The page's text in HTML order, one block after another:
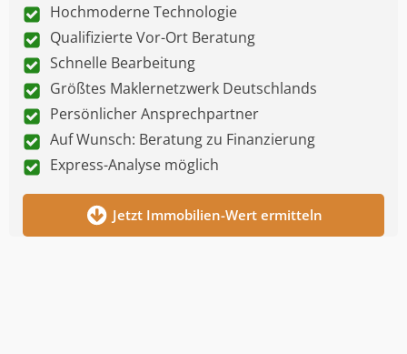
Hochmoderne Technologie
Qualifizierte Vor-Ort Beratung
Schnelle Bearbeitung
Größtes Maklernetzwerk Deutschlands
Persönlicher Ansprechpartner
Auf Wunsch: Beratung zu Finanzierung
Express-Analyse möglich
Jetzt Immobilien-Wert ermitteln